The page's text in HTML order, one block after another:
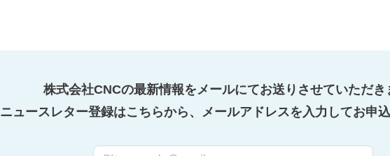
株式会社CNCの最新情報をメールにてお送りさせていただき
ニュースレター登録はこちらから、メールアドレスを入力してお申込